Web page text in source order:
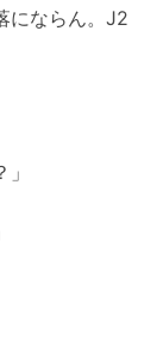
にならん。J2